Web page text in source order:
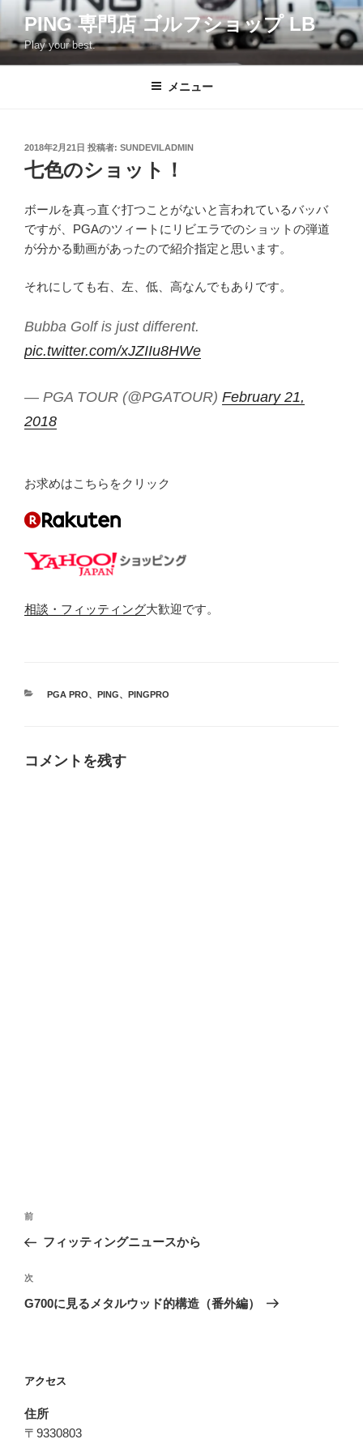
テ
ン
PING 専門店 ゴルフショップ LB
Play your best.
メニュー
投
稿
日:
2018年2月21日 投稿者: SUNDEVILADMIN
七色のショット！
ボールを真っ直ぐ打つことがないと言われているバッバ
ですが、PGAのツィートにリビエラでのショットの弾道
が分かる動画があったので紹介指定と思います。
それにしても右、左、低、高なんでもありです。
Bubba Golf is just different.
pic.twitter.com/xJZIIu8HWe
— PGA TOUR (@PGATOUR) February 21,
2018
お求めはこちらをクリック
相談・フィッティング大歓迎です。
カ
PGA PRO、 PING、 PINGPRO
コメントを残す
投
ナ
ビ
ゲ
ン
前
の
稿
前
フィッティングニュースから
次
の
次
G700に見るメタルウッド的構造（番外編）
アクセス
住所
〒9330803